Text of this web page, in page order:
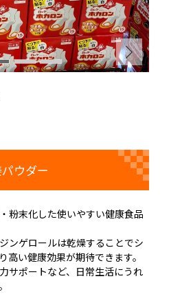
ウダー
粉末化した使いやすい健康食品
ンゲロールは乾燥することでシ
高い健康効果が期待できます。
サポートなど、日常生活にうれ